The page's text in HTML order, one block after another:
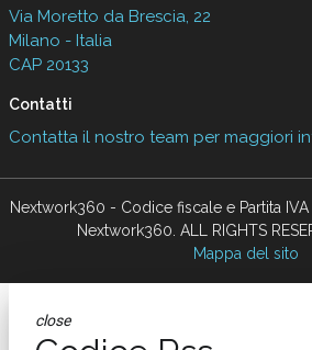
Via Moretto da Brescia, 22
Milano - Italia
CAP 20133
Contatti
Contatta il nostro team per maggiori
Nextwork360 - Codice fiscale e Partita
Nextwork360. ALL RIGHTS
Mappa del sito
close